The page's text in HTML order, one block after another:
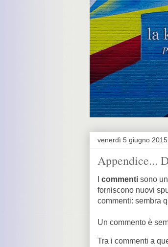
venerdì 5 giugno 2015
Appendice...
commenti sono
forniscono nuovi
commenti: sembra
Un commento è
Tra i commenti a